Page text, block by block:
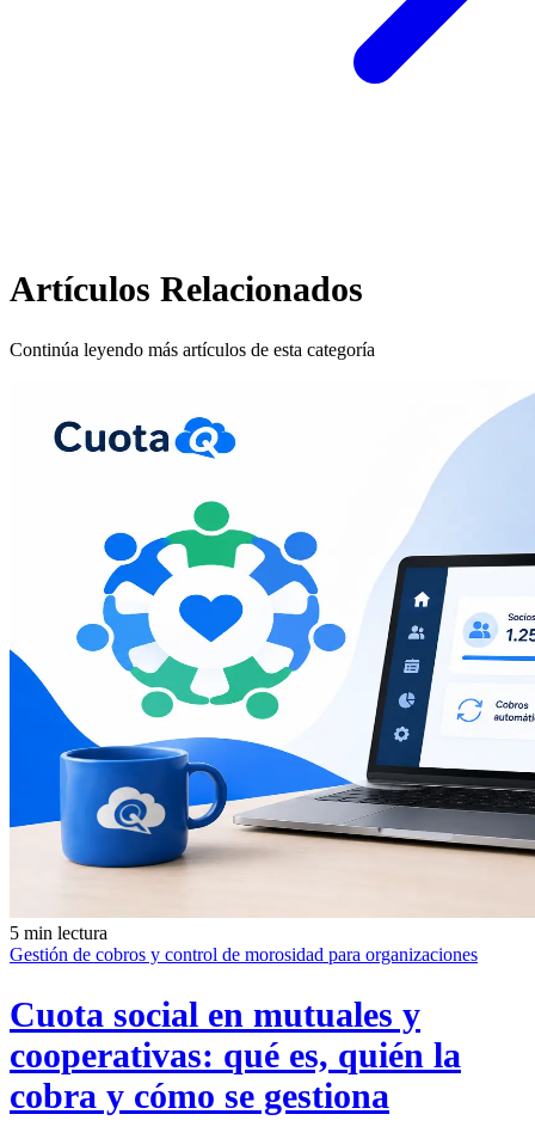
Artículos Relacionados
Continúa leyendo más artículos de esta categoría
5 min lectura
Gestión de cobros y control de morosidad para organizaciones
Cuota social en mutuales y
cooperativas: qué es, quién la
cobra y cómo se gestiona